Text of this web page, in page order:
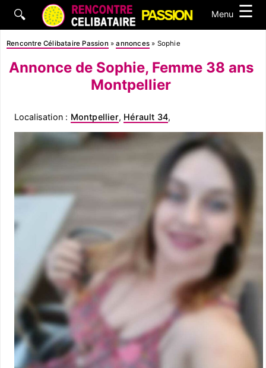
🔍 Menu ☰
Rencontre Célibataire Passion »annonces » Sophie
Annonce de Sophie, Femme 38 ans
Montpellier
Localisation : Montpellier, Hérault 34,